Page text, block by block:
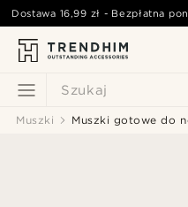
Szukaj
Dostawa 16,99 zł - Bezpłatna
Muszki Muszki gotowe do